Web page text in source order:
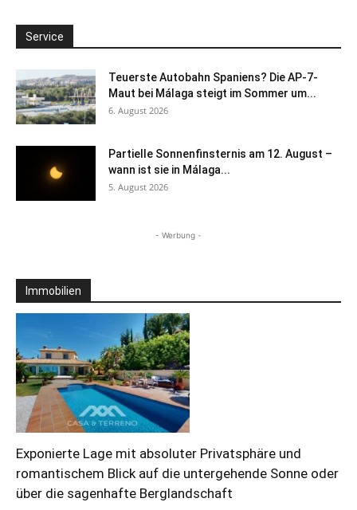
Service
Teuerste Autobahn Spaniens? Die AP-7-
Maut bei Málaga steigt im Sommer um...
6. August 2026
Partielle Sonnenfinsternis am 12. August –
wann ist sie in Málaga...
5. August 2026
- Werbung -
Immobilien
Exponierte Lage mit absoluter Privatsphäre und
romantischem Blick auf die untergehende Sonne oder
über die sagenhafte Berglandschaft